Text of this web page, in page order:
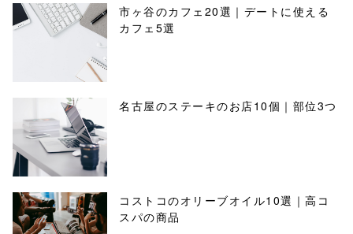
市ヶ谷のカフェ20選｜デートに使える
カフェ5選
名古屋のステーキのお店10個｜部位3つ
コストコのオリーブオイル10選｜高コ
スパの商品